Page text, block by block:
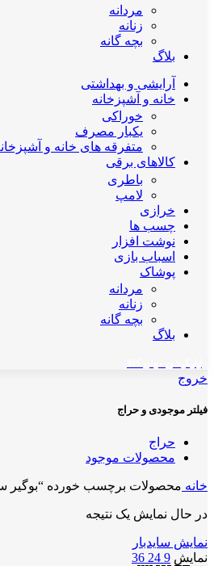
مردانه
زنانه
بچه گانه
بلاگ
آرایشی و بهداشتی
خانه و آشپزخانه
خوراکی
یکبار مصرف
متفرقه های خانه و
کالاهای برقی
باطری
لامپ
خرازی
چسب ها
نوشت افزار
اسباب بازی
پوشاک
مردانه
زنانه
بچه گانه
بلاگ
خروج
فیلتر موجودی و حراج
حراج
محصولات موجود
خانه محصولات برچسب خورده
در حال نمایش یک نتیجه
نمایش سایدبار
نمایش 9
24
36